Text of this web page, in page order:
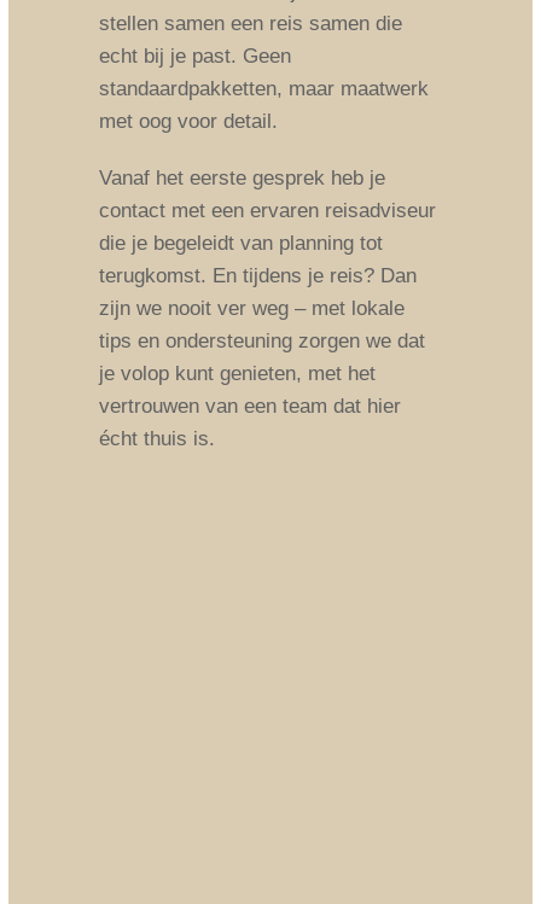
stellen samen een reis samen die
echt bij je past. Geen
standaardpakketten, maar maatwerk
met oog voor detail.
Vanaf het eerste gesprek heb je
contact met een ervaren reisadviseur
die je begeleidt van planning tot
terugkomst. En tijdens je reis? Dan
zijn we nooit ver weg – met lokale
tips en ondersteuning zorgen we dat
je volop kunt genieten, met het
vertrouwen van een team dat hier
écht thuis is.